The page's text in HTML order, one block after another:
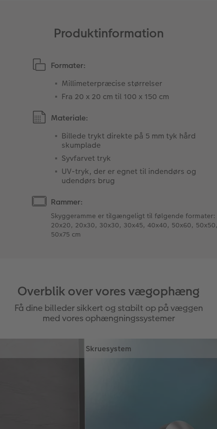
Produktinformation
Formater:
Millimeterpræcise størrelser
Fra 20 x 20 cm til 100 x 150 cm
Materiale:
Billede trykt direkte på 5 mm tyk hård
skumplade
Syvfarvet tryk
UV-tryk, der er egnet til indendørs og
udendørs brug
Rammer:
Skyggeramme er tilgængeligt til følgende formater:
20x20, 20x30, 30x30, 30x45, 40x40, 50x60,
50x75 cm
Overblik over vores vægophæng
Få dine billeder sikkert og stabilt op på væggen
med vores ophængningssystemer